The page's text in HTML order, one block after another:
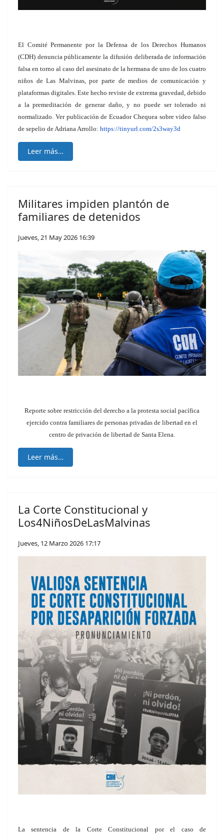
El Comité Permanente por la Defensa de los Derechos Humanos
(CDH) denuncia públicamente la difusión deliberada de información
falsa en torno al caso del asesinato de la hermana de uno de los cuatro
niños de Las Malvinas, por parte de medios de comunicación y
plataformas digitales. Este hecho reviste de extrema gravedad, debido
a la premeditación de generar daño, y no puede ser tolerado ni
normalizado. Ver publicación de Ecuador Chequea sobre video falso
de sepelio de Adriana Arrollo: https://tinyurl.com/2s3way3d
Leer más…
Militares impiden plantón de
familiares de detenidos
Jueves, 21 May 2026 16:39
Reporte sobre restricción del derecho a la protesta social pacífica
ejercido contra familiares de personas privadas de libertad en el
centro de privación de libertad de Santa Elena.
Leer más…
La Corte Constitucional y
Los4NiñosDeLasMalvinas
Jueves, 12 Marzo 2026 17:17
La sentencia de la Corte Constitucional por el caso de